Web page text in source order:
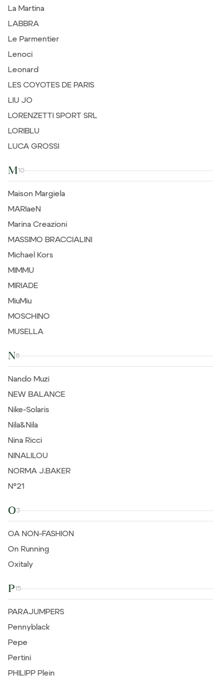
La Martina
LABBRA
Le Parmentier
Lenoci
Leonard
LES COYOTES DE PARIS
LIU JO
LORENZETTI SPORT SRL
LORIBLU
LUCA GROSSI
M10
Maison Margiela
MARIaeN
Marina Creazioni
MASSIMO BRACCIALINI
Michael Kors
MIMMU
MIRIADE
MiuMiu
MOSCHINO
MUSELLA
N8
Nando Muzi
NEW BALANCE
Nike-Solaris
Nila&Nila
Nina Ricci
NINALILOU
NORMA J.BAKER
N°21
O3
OA NON-FASHION
On Running
Oxitaly
P15
PARAJUMPERS
Pennyblack
Pepe
Pertini
PHILIPP Plein